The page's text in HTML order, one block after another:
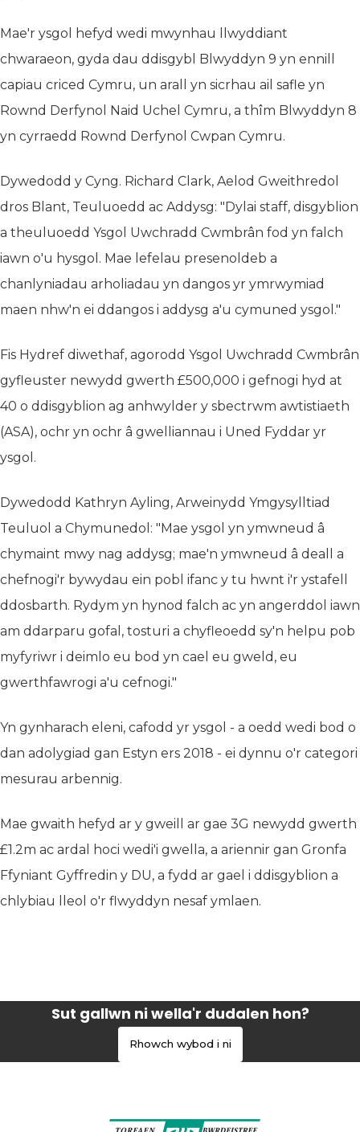
Mae'r ysgol hefyd wedi mwynhau llwyddiant
chwaraeon, gyda dau ddisgybl Blwyddyn 9 yn ennill
capiau criced Cymru, un arall yn sicrhau ail safle yn
Rownd Derfynol Naid Uchel Cymru, a thîm Blwyddyn 8
yn cyrraedd Rownd Derfynol Cwpan Cymru.
Dywedodd y Cyng. Richard Clark, Aelod Gweithredol
dros Blant, Teuluoedd ac Addysg: "Dylai staff, disgyblion
a theuluoedd Ysgol Uwchradd Cwmbrân fod yn falch
iawn o'u hysgol. Mae lefelau presenoldeb a
chanlyniadau arholiadau yn dangos yr ymrwymiad
maen nhw'n ei ddangos i addysg a'u cymuned ysgol."
Fis Hydref diwethaf, agorodd Ysgol Uwchradd Cwmbrân
gyfleuster newydd gwerth £500,000 i gefnogi hyd at
40 o ddisgyblion ag anhwylder y sbectrwm awtistiaeth
(ASA), ochr yn ochr â gwelliannau i Uned Fyddar yr
ysgol.
Dywedodd Kathryn Ayling, Arweinydd Ymgysylltiad
Teuluol a Chymunedol: "Mae ysgol yn ymwneud â
chymaint mwy nag addysg; mae'n ymwneud â deall a
chefnogi'r bywydau ein pobl ifanc y tu hwnt i'r ystafell
ddosbarth. Rydym yn hynod falch ac yn angerddol iawn
am ddarparu gofal, tosturi a chyfleoedd sy'n helpu pob
myfyriwr i deimlo eu bod yn cael eu gweld, eu
gwerthfawrogi a'u cefnogi."
Yn gynharach eleni, cafodd yr ysgol - a oedd wedi bod o
dan adolygiad gan Estyn ers 2018 - ei dynnu o'r categori
mesurau arbennig.
Mae gwaith hefyd ar y gweill ar gae 3G newydd gwerth
£1.2m ac ardal hoci wedi'i gwella, a ariennir gan Gronfa
Ffyniant Gyffredin y DU, a fydd ar gael i ddisgyblion a
chlybiau lleol o'r flwyddyn nesaf ymlaen.
Sut gallwn ni wella'r dudalen hon?
Rhowch wybod i ni